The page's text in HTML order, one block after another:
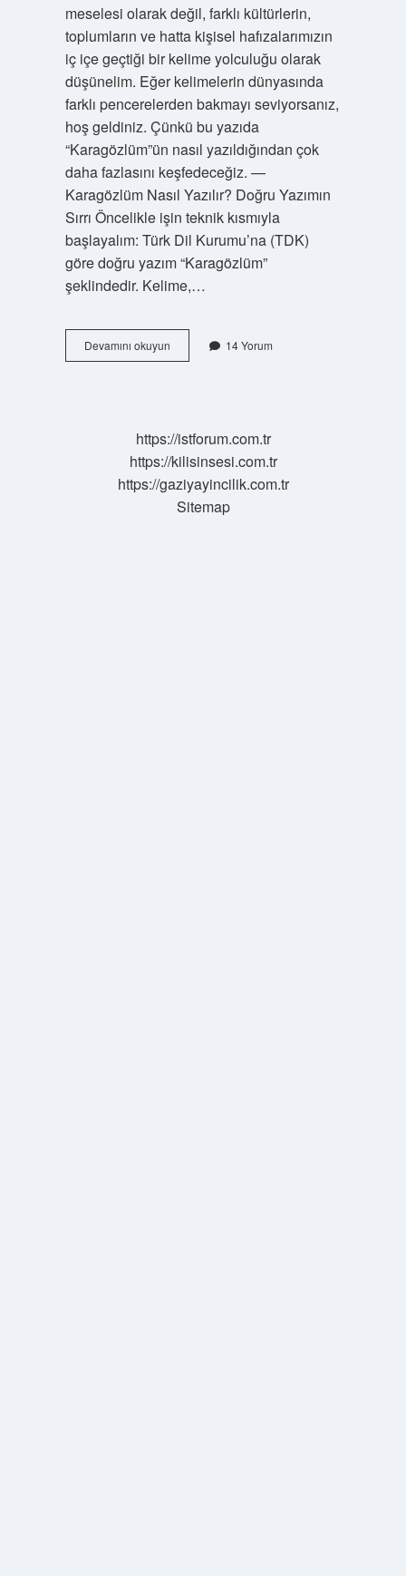
meselesi olarak değil, farklı kültürlerin,
toplumların ve hatta kişisel hafızalarımızın
iç içe geçtiği bir kelime yolculuğu olarak
düşünelim. Eğer kelimelerin dünyasında
farklı pencerelerden bakmayı seviyorsanız,
hoş geldiniz. Çünkü bu yazıda
“Karagözlüm”ün nasıl yazıldığından çok
daha fazlasını keşfedeceğiz. —
Karagözlüm Nasıl Yazılır? Doğru Yazımın
Sırrı Öncelikle işin teknik kısmıyla
başlayalım: Türk Dil Kurumu’na (TDK)
göre doğru yazım “Karagözlüm”
şeklindedir. Kelime,…
Devamını okuyunKaragözlüm
nasıl
14 Yorum
https://istforum.com.tr
https://kilisinsesi.com.tr
https://gaziyayincilik.com.tr
Sitemap